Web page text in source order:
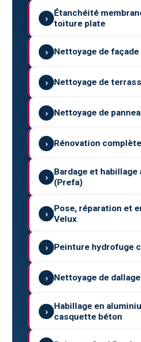
›
Étanchéité
toiture plate
› Nettoyage de façade
› Nettoyage de
› Nettoyage de
› Rénovation
›
Bardage et habillage
(Prefa)
›
Pose, réparation et
Velux
› Peinture hydrofuge
› Nettoyage de
›
Habillage en
casquette béton